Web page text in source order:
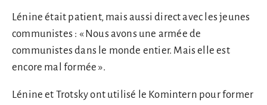
Lénine était patient, mais aussi direct avec les jeunes
communistes : « Nous avons une armée de
communistes dans le monde entier. Mais elle est
encore mal formée ».
Lénine et Trotsky ont utilisé le Komintern pour former